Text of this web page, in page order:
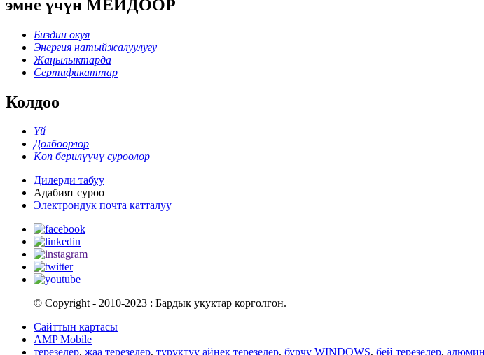
эмне үчүн МЕЙДООР
Биздин окуя
Энергия натыйжалуулугу
Жаңылыктарда
Сертификаттар
Колдоо
Үй
Долбоорлор
Көп берилүүчү суроолор
Дилерди табуу
Адабият суроо
Электрондук почта катталуу
© Copyright - 2010-2023 : Бардык укуктар корголгон.
Сайттын картасы
AMP Mobile
терезелер, жаа терезелер, туруктуу айнек терезелер, бурчу WINDOWS, бей терезелер,